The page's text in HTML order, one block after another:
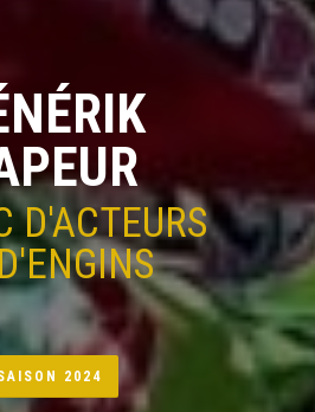
D'ACTEURS
2024